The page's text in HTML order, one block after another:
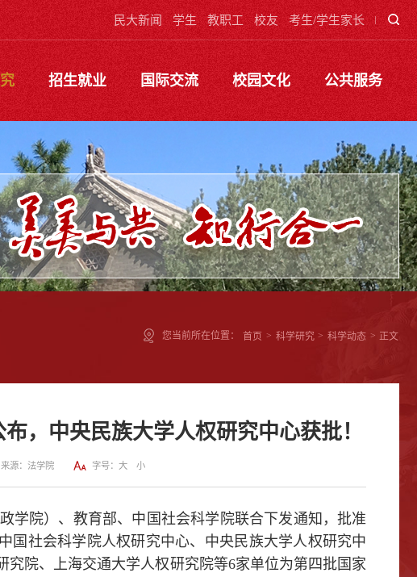
民大新闻 学生 教职工 校友 考生/学生家长
招生就业 国际交流 校园文化 公共服务
您当前所在位置： 首页 > 科学研究 > 科学动态 > 正文
，中央民族大学人权研究中心获批！
来源：法学院 字号： 大 小
学院）、教育部、中国社会科学院联合下发通知，批准
国社会科学院人权研究中心、中央民族大学人权研究中
院、上海交通大学人权研究院等6家单位为第四批国家